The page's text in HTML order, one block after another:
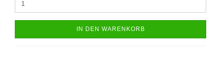
IN DEN WARENKORB